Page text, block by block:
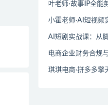
叶老师·故事IP全能
小霍老师·AI短视频
AI短剧实战课：从
电商企业财务合规
琪琪电商·拼多多擎